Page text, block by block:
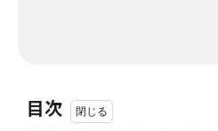
目次